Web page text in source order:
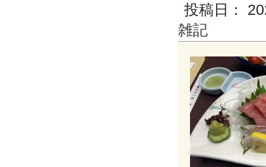
投稿日：
雑記